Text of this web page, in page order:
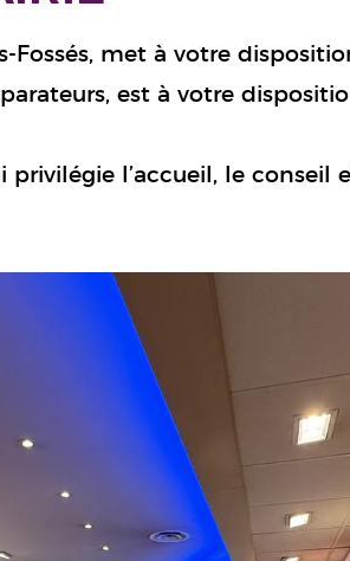
Fossés, met à votre
est à votre
l’accueil, le conseil